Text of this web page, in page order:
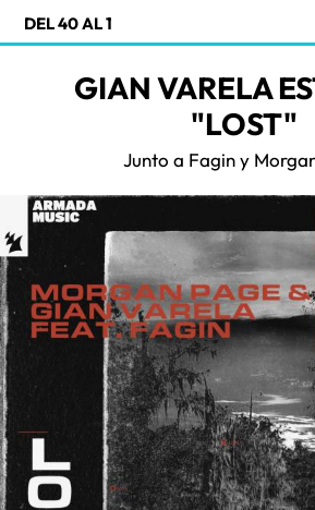
DEL 40 AL 1
GIAN VARELA
"LOST"
Junto a Fagin y